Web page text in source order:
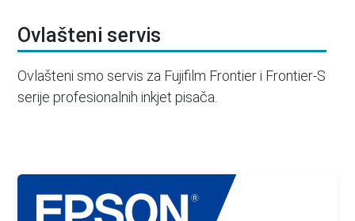
Ovlašteni servis
Ovlašteni smo servis za Fujifilm Frontier i Frontier-S
serije profesionalnih inkjet pisača.